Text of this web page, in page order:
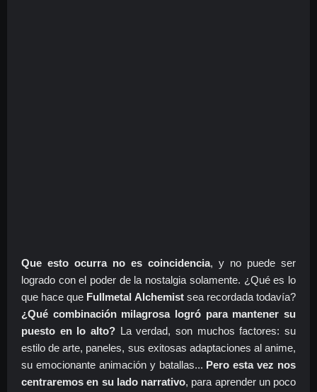
Que esto ocurra no es coincidencia, y no puede ser
logrado con el poder de la nostalgia solamente. ¿Qué es lo
que hace que Fullmetal Alchemistsea recordada todavía?
¿Qué combinación milagrosa logró para mantener su
puesto en lo alto? La verdad, son muchos factores: su
estilo de arte, paneles, sus exitosas adaptaciones al anime,
su emocionante animación y batallas... Pero esta vez nos
centraremos en su lado narrativo, para aprender un poco